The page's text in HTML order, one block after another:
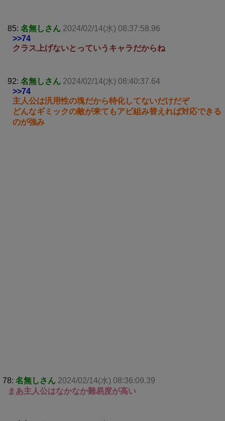
85: 名無しさん 2024/02/14(水) 08:37:58.96
>>74
クラス上げないとっていうキャラだからね
92: 名無しさん 2024/02/14(水) 08:40:37.64
>>74
主人公は汎用性の塊だから特化してないだけだぞ
どんなギミックの敵が来てもアビ組み替えれば対応できる
のが強み
78: 名無しさん 2024/02/14(水) 08:36:09.39
まあ主人公はなかなか難易度が高い